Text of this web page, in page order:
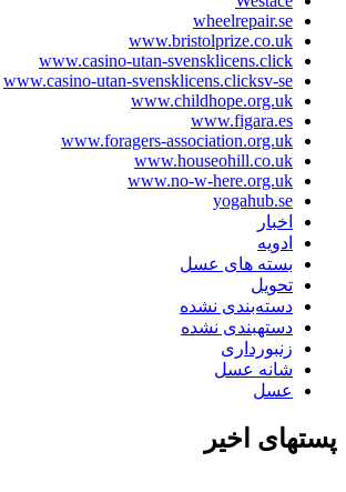
www.casino-utan-
www.casino-utan-svensklicens.clicksv-
www.foragers-
www.no-w-
های عسل
نشده
نشده
عسل
اخیر